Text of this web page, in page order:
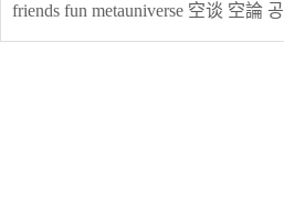
friends fun metauniverse 空谈 空論